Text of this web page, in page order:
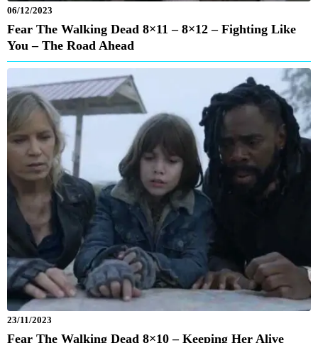
06/12/2023
Fear The Walking Dead 8×11 – 8×12 – Fighting Like
You – The Road Ahead
23/11/2023
Fear The Walking Dead 8×10 – Keeping Her Alive